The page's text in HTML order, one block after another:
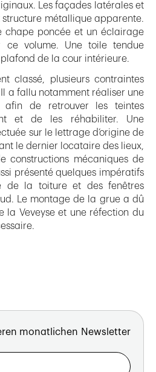
Les façades latérales et
structure métallique apparente.
chape poncée et un éclairage
volume. Une toile tendue
de la cour intérieure.
classé, plusieurs contraintes
a fallu notamment réaliser une
afin de retrouver les teintes
et de les réhabiliter. Une
sur le lettrage d’origine de
le dernier locataire des lieux,
constructions mécaniques de
présenté quelques impératifs
de la toiture et des fenêtres
Le montage de la grue a dû
la Veveyse et une réfection du
monatlichen Newsletter